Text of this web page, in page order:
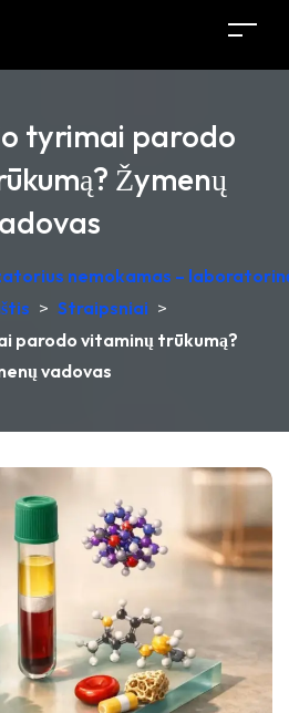
tyrimai parodo
Žymenų
nemokamas –
> Straipsniai >
parodo vitaminų trūkumą?
vadovas